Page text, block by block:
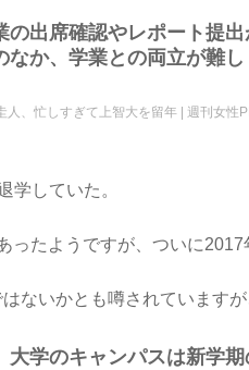
の出席確認やレポート提
なか、学業との両立が難
人、忙しすぎて上智大を留年 | 週刊女性
学していた。
ったようですが、ついに2017
ないかとも噂されています
大学のキャンパスは新学